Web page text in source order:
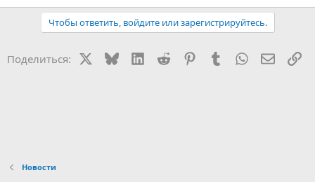
Чтобы ответить, войдите или зарегистрируйтесь.
Поделиться: BlueskyLinkedIn
Reddit PinterestTumblr WhatsApp
Новости